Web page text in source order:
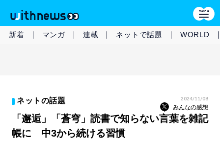
新着 マンガ 連載 ネットで話題 WORLD
ネットの話題 2024/11/08
みんなの感想
「邂逅」「蒼穹」読書で知らない言葉を雑記
帳に 中3から続ける習慣